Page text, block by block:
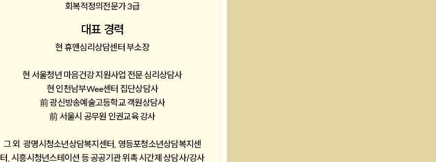
회복적정의전문가 3급
대표 경력
현 휴맨심리상담센터 부소장
현 서울청년 마음건강 지원사업 전문 심리상담사
현 인천남부Wee센터 집단상담사
前 광신방송예술고등학교 객원상담사
前 서울시 공무원 인권교육 강사
그 외  광명시청소년상담복지센터, 영등포청소년상담복지센
터, 시흥시청년스테이션 등 공공기관 위촉 시간제 상담사/강사